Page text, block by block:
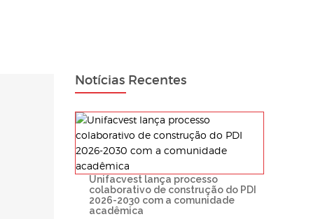
Notícias Recentes
Unifacvest lança processo
colaborativo de construção do PDI
2026-2030 com a comunidade
acadêmica